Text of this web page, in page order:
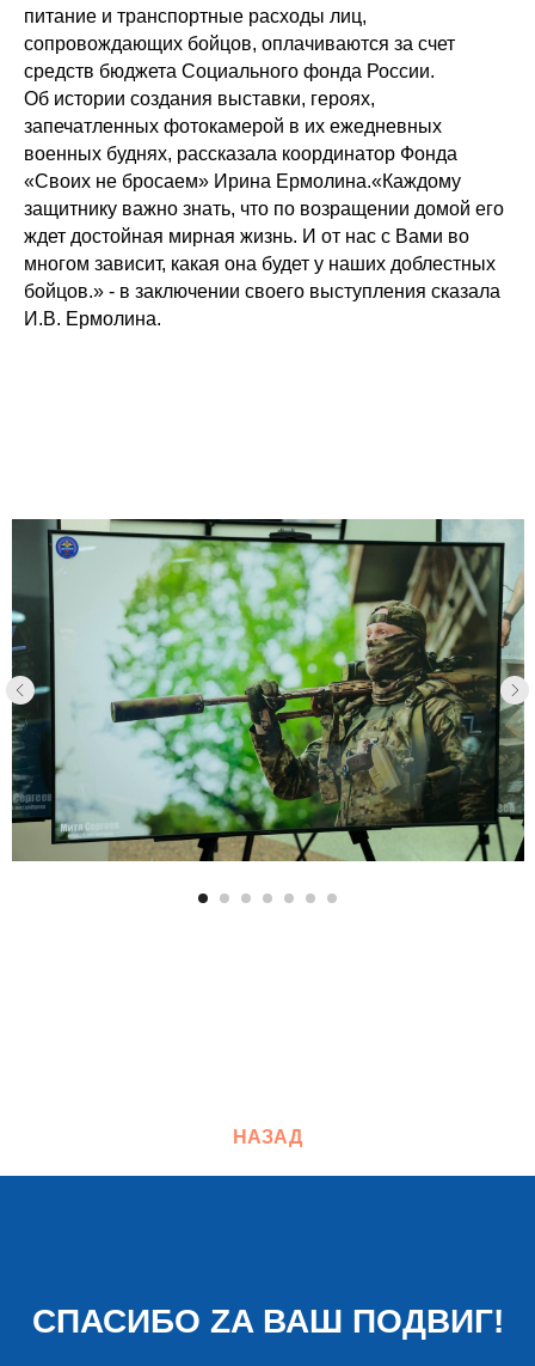
питание и транспортные расходы лиц,
сопровождающих бойцов, оплачиваются за счет
средств бюджета Социального фонда России.
Об истории создания выставки, героях,
запечатленных фотокамерой в их ежедневных
военных буднях, рассказала координатор Фонда
«Своих не бросаем» Ирина Ермолина.«Каждому
защитнику важно знать, что по возращении домой его
ждет достойная мирная жизнь. И от нас с Вами во
многом зависит, какая она будет у наших доблестных
бойцов.» - в заключении своего выступления сказала
И.В. Ермолина.
НАЗАД
СПАСИБО ZA ВАШ ПОДВИГ!